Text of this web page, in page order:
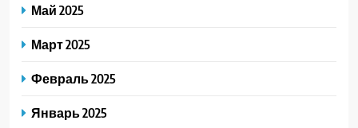
Май 2025
Март 2025
Февраль 2025
Январь 2025